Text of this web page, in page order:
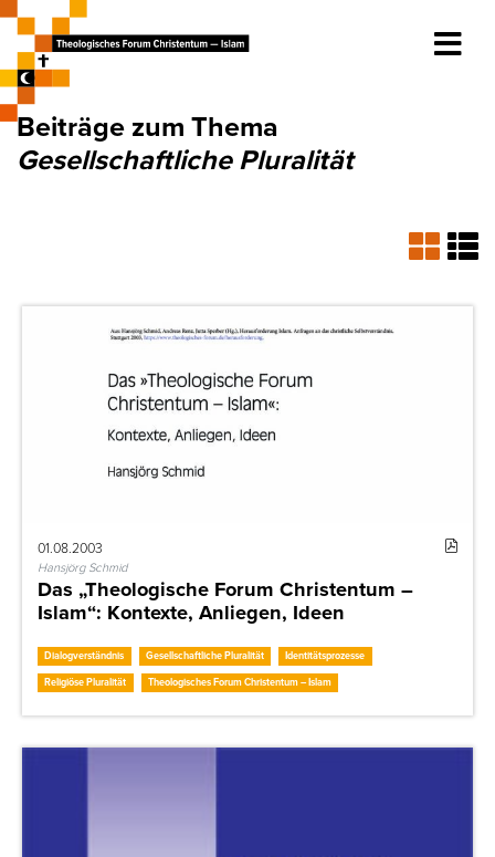
Beiträge zum Thema
Gesellschaftliche Pluralität
01.08.2003
Hansjörg Schmid
Das „Theologische Forum Christentum –
Islam“: Kontexte, Anliegen, Ideen
Dialogverständnis Gesellschaftliche Pluralität
Identitätsprozesse
Religiöse Pluralität
Theologisches Forum Christentum – Islam